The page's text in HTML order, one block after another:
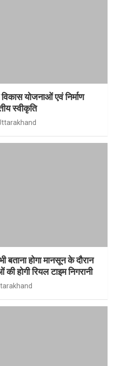
योजनाओं एवं निर्माण
स्वीकृति
बताना होगा मानसून के दौरान
होगी रियल टाइम निगरानी